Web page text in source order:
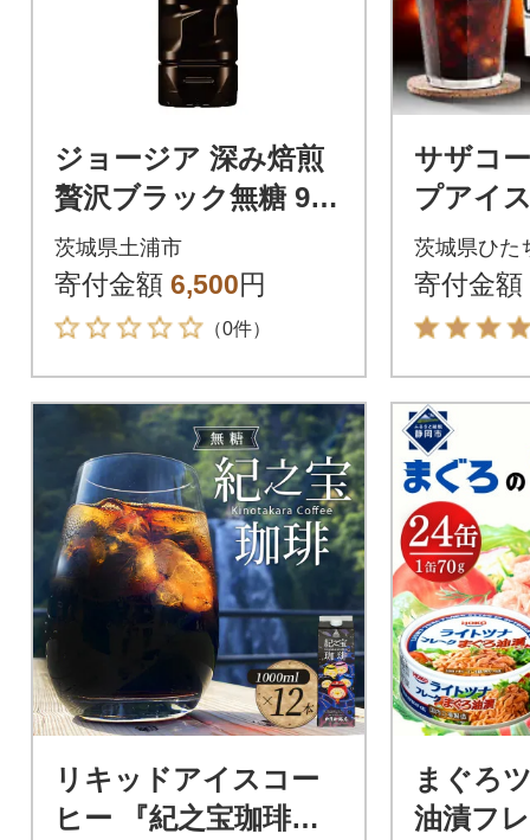
ジョージア 深み焙煎
贅沢ブラック無糖 950
ml PET(12本)
茨城県土浦市
寄付金額 6,500円
（0件）
サザコ
プアイ
糖 6本
茨城県ひた
寄付金額
リキッドアイスコー
ヒー 『紀之宝珈琲』 1
まぐろ
油漬フ